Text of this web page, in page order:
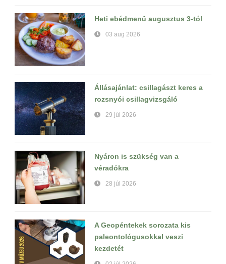
Heti ebédmenü augusztus 3-tól
03 aug 2026
Állásajánlat: csillagászt keres a
rozsnyói csillagvizsgáló
29 júl 2026
Nyáron is szükség van a
véradókra
28 júl 2026
A Geopéntekek sorozata kis
paleontológusokkal veszi
kezdetét